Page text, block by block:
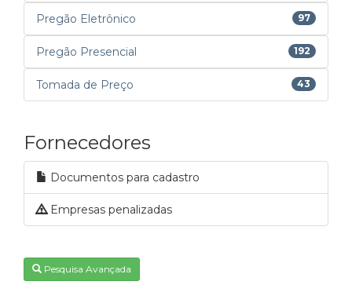
Pregão Eletrônico 97
Pregão Presencial 192
Tomada de Preço 43
Fornecedores
Documentos para cadastro
Empresas penalizadas
Pesquisa Avançada